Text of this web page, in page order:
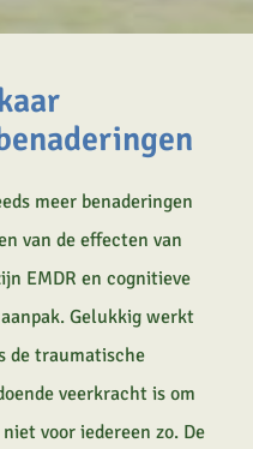
meer benaderingen
van de effecten van
EMDR en cognitieve
Gelukkig werkt
de traumatische
veerkracht is om
voor iedereen zo. De